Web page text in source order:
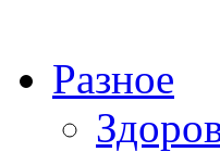
Разное